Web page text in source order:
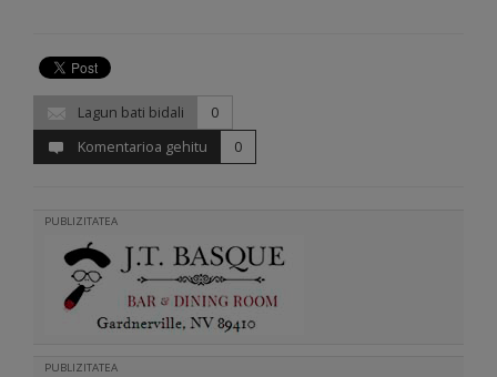
Lagun bati bidali
0
Komentarioa gehitu
0
PUBLIZITATEA
PUBLIZITATEA